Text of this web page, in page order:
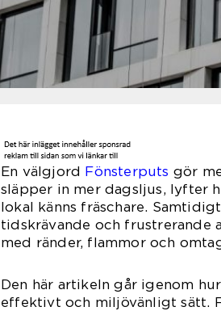
En välgjord Fönsterputs gör
släpper in mer dagsljus, lyfter
lokal känns fräschare.
tidskrävande och frustrerande
med ränder, flammor och
Den här artikeln går igenom
effektivt och miljövänligt sätt.